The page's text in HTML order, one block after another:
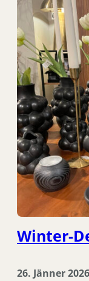
Winter-
26. Jänner 2026